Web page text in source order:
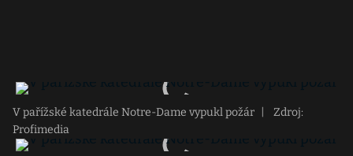
V pařížské katedrále Notre-Dame vypukl požár
Zdroj:
Profimedia